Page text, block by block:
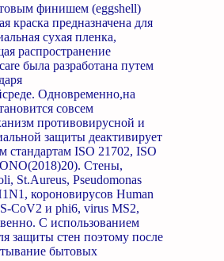
финишем (eggshell)
краска предназначена для
сухая пленка,
распространение
была разработана путем
Одновременно,на
совсем
противовирусной и
защиты деактивирует
стандартам ISO 21702, ISO
Стены,
St.Aureus, Pseudomonas
короновирусов Human
CoV2 и phi6, virus MS2,
С использованием
защиты стен поэтому после
бытовых